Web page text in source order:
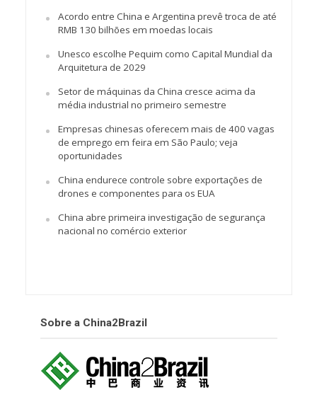
Acordo entre China e Argentina prevê troca de até
RMB 130 bilhões em moedas locais
Unesco escolhe Pequim como Capital Mundial da
Arquitetura de 2029
Setor de máquinas da China cresce acima da
média industrial no primeiro semestre
Empresas chinesas oferecem mais de 400 vagas
de emprego em feira em São Paulo; veja
oportunidades
China endurece controle sobre exportações de
drones e componentes para os EUA
China abre primeira investigação de segurança
nacional no comércio exterior
Sobre a China2Brazil